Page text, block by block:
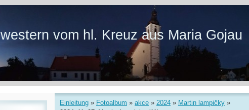
vom hl. Kreuz aus Maria Gojau
Einleitung » Fotoalbum » akce » 2024 » Martin lampičky »